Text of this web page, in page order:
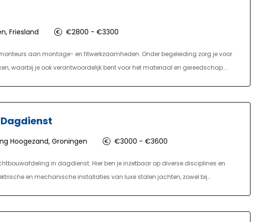
Friesland €2800 - €3300
aan montage- en fitwerkzaamheden. Onder begeleiding zorg je voor
waarbij je ook verantwoordelijk bent voor het materiaal en gereedschap.
onze opdrachtgever starten nieuwe leerlingen in februari en september.
laagspanning distributie mbo of monteur gas, water en warmte mbo, ga je
pas je direct toe in de praktijk!
Hoogezand, Groningen €3000 - €3600
in dagdienst. Hier ben je inzetbaar op diverse disciplines en
en mechanische installaties van luxe stalen jachten, zowel bij
vervangen en aansluiten van aandrijflijnen, elektrische installaties,
Daarnaast monteer en bouw je watertanks, watersystemen,